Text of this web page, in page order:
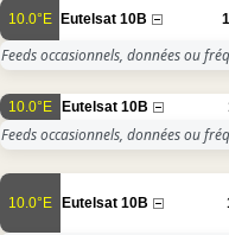
10.0°E Eutelsat 10B
Feeds occasionnels, données ou
10.0°E Eutelsat 10B
Feeds occasionnels, données ou
10.0°E Eutelsat 10B